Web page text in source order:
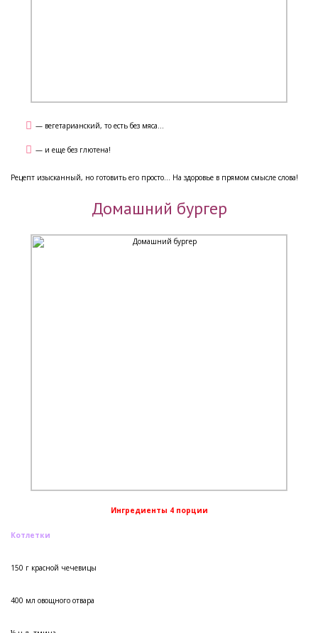
— вегетарианский, то есть без мяса...
— и еще без глютена!
Рецепт изысканный, но готовить его просто... На здоровье в прямом смысле слова!
Домашний бургер
Ингредиенты 4 порции
Котлетки
150 г красной чечевицы
400 мл овощного отвара